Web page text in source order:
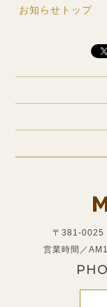
お知らせトップ
〒381-0025
営業時間／